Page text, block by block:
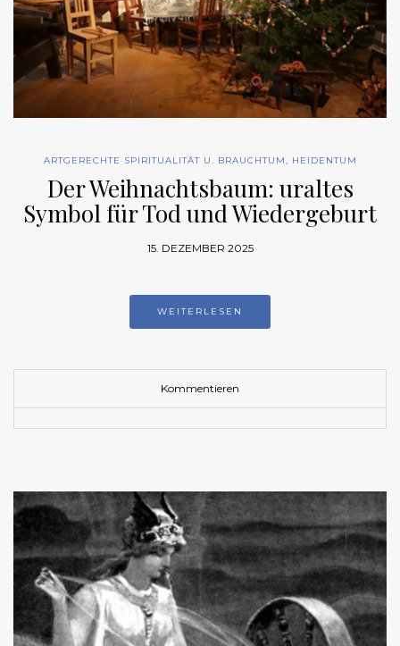
ARTGERECHTE SPIRITUALITÄT U. BRAUCHTUM, HEIDENTUM
Der Weihnachtsbaum: uraltes
Symbol für Tod und Wiedergeburt
15. DEZEMBER 2025
WEITERLESEN
Kommentieren